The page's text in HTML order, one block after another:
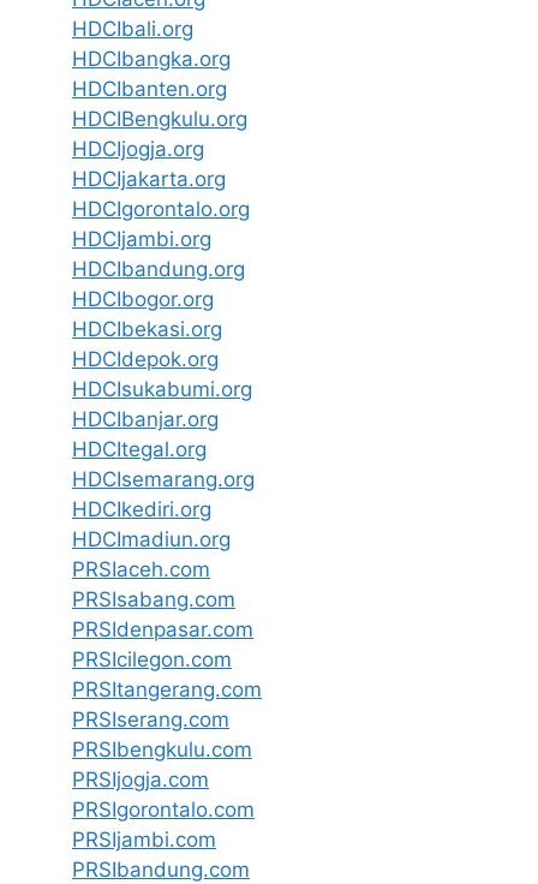
HDCIbali.org
HDCIbangka.org
HDCIbanten.org
HDCIBengkulu.org
HDCIjogja.org
HDCIjakarta.org
HDCIgorontalo.org
HDCIjambi.org
HDCIbandung.org
HDCIbogor.org
HDCIbekasi.org
HDCIdepok.org
HDCIsukabumi.org
HDCIbanjar.org
HDCItegal.org
HDCIsemarang.org
HDCIkediri.org
HDCImadiun.org
PRSIaceh.com
PRSIsabang.com
PRSIdenpasar.com
PRSIcilegon.com
PRSItangerang.com
PRSIserang.com
PRSIbengkulu.com
PRSIjogja.com
PRSIgorontalo.com
PRSIjambi.com
PRSIbandung.com